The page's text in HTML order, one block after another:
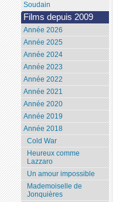
Soudain
Films depuis 2009
Année 2026
Année 2025
Année 2024
Année 2023
Année 2022
Année 2021
Année 2020
Année 2019
Année 2018
Cold War
Heureux comme
Lazzaro
Un amour impossible
Mademoiselle de
Jonquières